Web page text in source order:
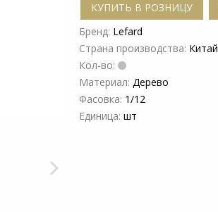
КУПИТЬ В РОЗНИЦУ
Бренд: Lefard
Страна производства: Китай
Кол-во:
Материал: Дерево
Фасовка: 1/12
Единица: шт